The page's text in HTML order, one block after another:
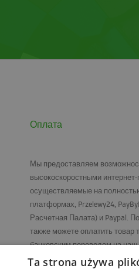
Оплата
Мы предоставляем
высокоскоростными
осуществляемые на
платформах, Przelewy24,
Расчетная Палата) и Paypal.
также можете оплатить товар
банковским переводом на
курьеру при получении заказа.
Ta strona używa